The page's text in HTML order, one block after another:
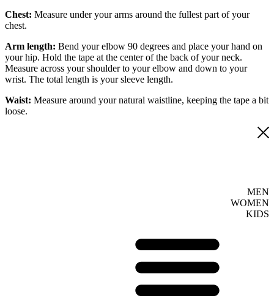
Chest: Measure under your arms around the fullest part of your
chest.
Arm length: Bend your elbow 90 degrees and place your hand on
your hip. Hold the tape at the center of the back of your neck.
Measure across your shoulder to your elbow and down to your
wrist. The total length is your sleeve length.
Waist: Measure around your natural waistline, keeping the tape a bit
loose.
MEN
WOMEN
KIDS